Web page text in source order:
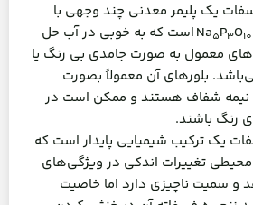
یک پلیمر معدنی چند وجهی با
5P3O10
است که به خوبی در آب حل
معمول به صورت جامدی بی رنگ یا
بلورهای آن معمولاً بصورت
نیمه شفاف هستند و ممکن است در
رنگ باشند.
یک ترکیب شیمیایی پایدار است که
تغییرات اندکی در ویژگی‌های
سمیت ناچیزی دارد اما خاصیت